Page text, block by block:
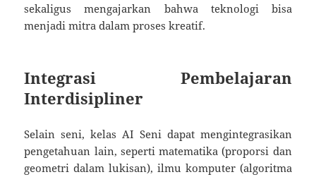
sekaligus mengajarkan bahwa teknologi bisa
menjadi mitra dalam proses kreatif.
Integrasi Pembelajaran
Interdisipliner
Selain seni, kelas AI Seni dapat mengintegrasikan
pengetahuan lain, seperti matematika (proporsi dan
geometri dalam lukisan), ilmu komputer (algoritma